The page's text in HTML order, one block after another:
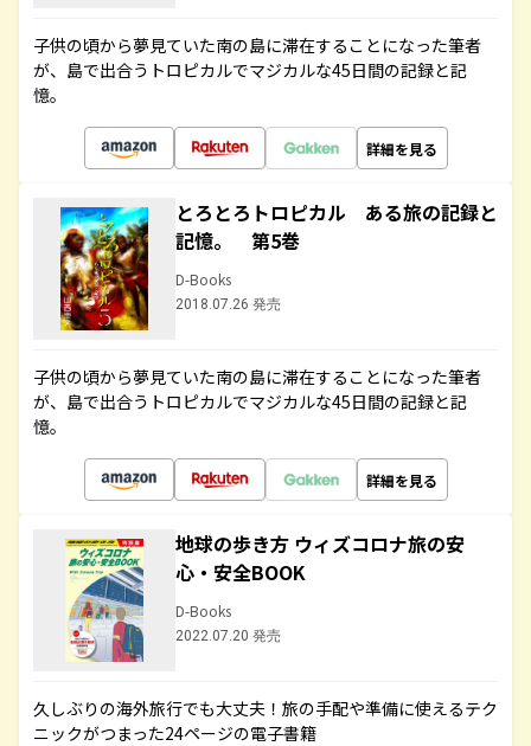
子供の頃から夢見ていた南の島に滞在することになった筆者
が、島で出合うトロピカルでマジカルな45日間の記録と記
憶。
詳細を見る
とろとろトロピカル ある旅の記録と
記憶。 第5巻
D-Books
2018.07.26 発売
子供の頃から夢見ていた南の島に滞在することになった筆者
が、島で出合うトロピカルでマジカルな45日間の記録と記
憶。
詳細を見る
地球の歩き方 ウィズコロナ旅の安
心・安全BOOK
D-Books
2022.07.20 発売
久しぶりの海外旅行でも大丈夫！旅の手配や準備に使えるテク
ニックがつまった24ページの電子書籍